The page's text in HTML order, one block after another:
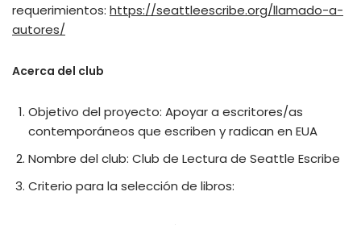
requerimientos: https://seattleescribe.org/llamado-a-
autores/
Acerca del club
Objetivo del proyecto: Apoyar a escritores/as
contemporáneos que escriben y radican en EUA
Nombre del club: Club de Lectura de Seattle Escribe
Criterio para la selección de libros: